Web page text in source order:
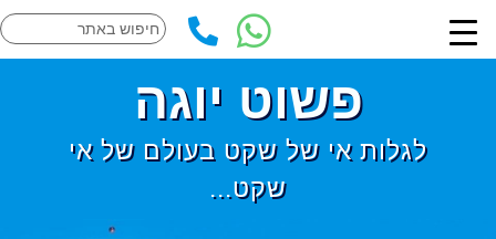
פשוט יוגה
לגלות אי של שקט בעולם של אי
שקט...